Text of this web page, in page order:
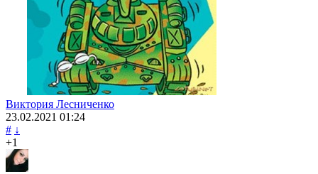
Виктория Лесниченко
23.02.2021 01:24
# ↓
+1